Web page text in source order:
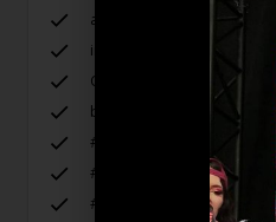
autorskie projekty
indywidualne projekty
Czaszki, mroki, motywy
bajki
#neotraditional
#dotwork
#cartoon